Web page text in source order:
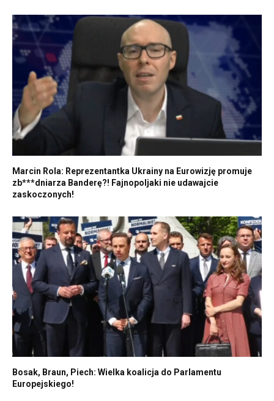
Marcin Rola: Reprezentantka Ukrainy na Eurowizję promuje
zb***dniarza Banderę?! Fajnopoljaki nie udawajcie
zaskoczonych!
Bosak, Braun, Piech: Wielka koalicja do Parlamentu
Europejskiego!